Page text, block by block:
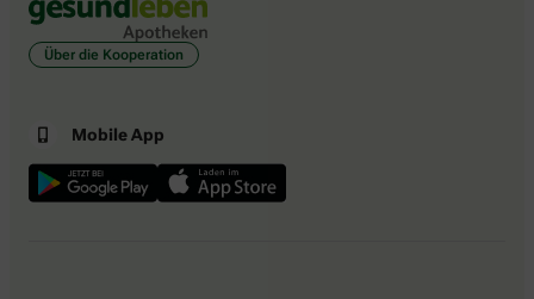
Über die Kooperation
Mobile App